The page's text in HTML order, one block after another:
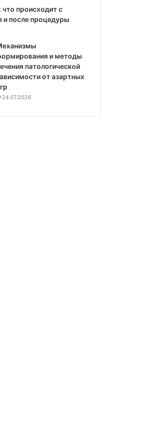
что происходит с
и после процедуры
и методы
патологической
от азартных
24.07.2026